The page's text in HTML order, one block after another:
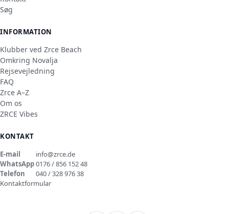
Søg
INFORMATION
Klubber ved Zrce Beach
Omkring Novalja
Rejsevejledning
FAQ
Zrce A–Z
Om os
ZRCE Vibes
KONTAKT
E-mail
info@zrce.de
WhatsApp0176 / 856 152 48
Telefon
040 / 328 976 38
Kontaktformular